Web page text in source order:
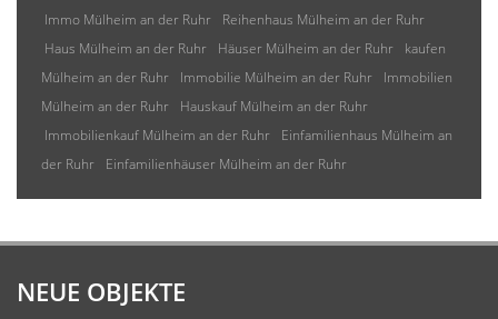
Immo Mülheim an der Ruhr
Reihenhaus Mülheim an der Ruhr
Haus Mülheim an der Ruhr
Häuser Mülheim an der Ruhr
kaufen
Mülheim an der Ruhr
Immobilie Mülheim an der Ruhr
Immobilien
Mülheim an der Ruhr
Hauskauf Mülheim an der Ruhr
Immobilienkauf Mülheim an der Ruhr
Einfamilienhaus Mülheim an
der Ruhr
Einfamilienhäuser Mülheim an der Ruhr
NEUE OBJEKTE